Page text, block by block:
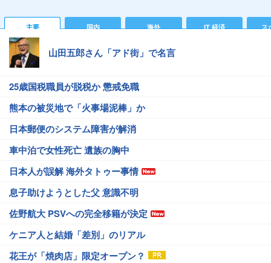
主要 国内 海外 IT 経済 ス
山田五郎さん「アド街」で名言
25歳国税職員が脱税か 懲戒免職
熊本の被災地で「火事場泥棒」か
日本郵便のシステム障害が解消
車中泊で女性死亡 遺族の胸中
日本人が誤解 海外タトゥー事情
息子助けようとした父 意識不明
佐野航大 PSVへの完全移籍が決定
ケニア人と結婚「差別」のリアル
花王が「焼肉店」限定オープン？